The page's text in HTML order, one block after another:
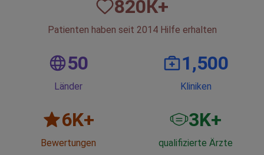
820К+
Patienten haben seit 2014 Hilfe erhalten
50
Länder
1,500
Kliniken
6K+
Bewertungen
3K+
qualifizierte Ärzte